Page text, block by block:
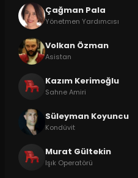
Çağman Pala
Yönetmen Yardımcısı
Volkan Özman
Asistan
Kazım Kerimoğlu
Sahne Amiri
Süleyman Koyuncu
Kondüvit
Murat Gültekin
Işık Operatörü